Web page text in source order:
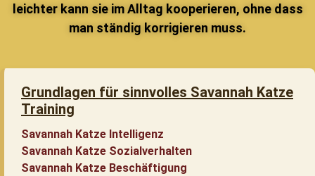
leichter kann sie im Alltag kooperieren, ohne dass
man ständig korrigieren muss.
Grundlagen für sinnvolles Savannah Katze
Training
Savannah Katze Intelligenz
Savannah Katze Sozialverhalten
Savannah Katze Beschäftigung